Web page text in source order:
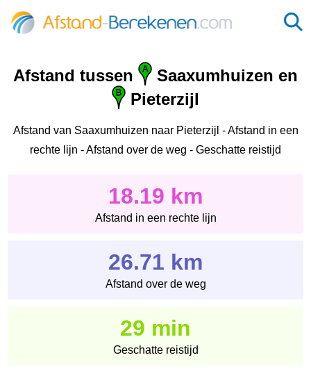
Afstand tussen
Saaxumhuizen en
Pieterzijl
Afstand van Saaxumhuizen naar Pieterzijl - Afstand in een
rechte lijn - Afstand over de weg - Geschatte reistijd
18.19 km
Afstand in een rechte lijn
26.71 km
Afstand over de weg
29 min
Geschatte reistijd